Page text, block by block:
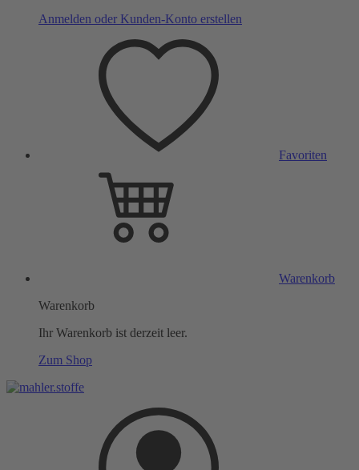
Anmelden oder Kunden-Konto erstellen
Favoriten
Warenkorb
Warenkorb
Ihr Warenkorb ist derzeit leer.
Zum Shop